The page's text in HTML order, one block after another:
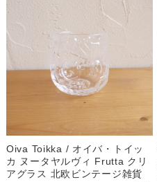
Oiva Toikka / オイバ・トイッ
カ ヌータヤルヴィ Frutta クリ
アグラス 北欧ビンテージ雑貨